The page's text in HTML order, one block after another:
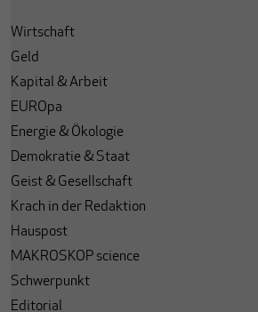
Wirtschaft
Geld
Kapital & Arbeit
EUROpa
Energie & Ökologie
Demokratie & Staat
Geist & Gesellschaft
Krach in der Redaktion
Hauspost
MAKROSKOP science
Schwerpunkt
Editorial